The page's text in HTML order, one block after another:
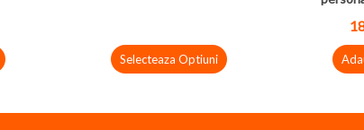
Selecteaza Optiuni